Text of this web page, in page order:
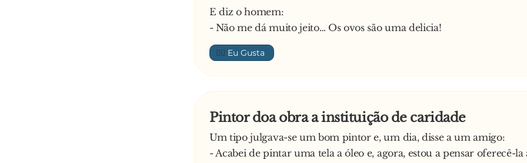
sabe, tem problemas com a bebida, não consegue ter uma relação
ninguém e na qualidade de advogado, bem… é um dos piores
conheço. Não me esqueço também de referir que engana a mulher
mulheres diferentes, uma das quais, curiosamente, é a tua própria
também o conheço. E muito bem.!
O defensor, ficou em estado de choque. Então, o Juiz pediu a
advogados que se aproximassem do estrado e com uma voz muito
lhes:
- Se algum dos dois perguntar ao raio da velha se me conhece, juro-
todos presos!
E diz o homem:
- Não me dá muito jeito… Os ovos são uma delicia!
👍🏼
Pintor doa obra a instituição de caridade
Um tipo julgava-se um bom pintor e, um dia, disse a um amigo:
- Acabei de pintar uma tela a óleo e, agora, estou a pensar oferecê-la